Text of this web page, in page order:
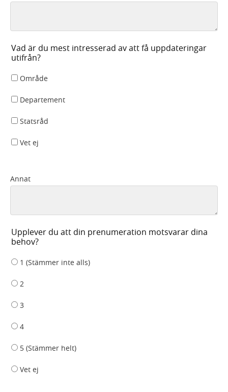
Vad är du mest intresserad av att få uppdateringar
utifrån?
Område
Departement
Statsråd
Vet ej
Annat
Upplever du att din prenumeration motsvarar dina
behov?
1 (Stämmer inte alls)
2
3
4
5 (Stämmer helt)
Vet ej